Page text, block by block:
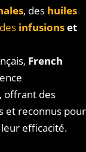
, des huiles
infusionset
French
, offrant des
et reconnus pour
efficacité.